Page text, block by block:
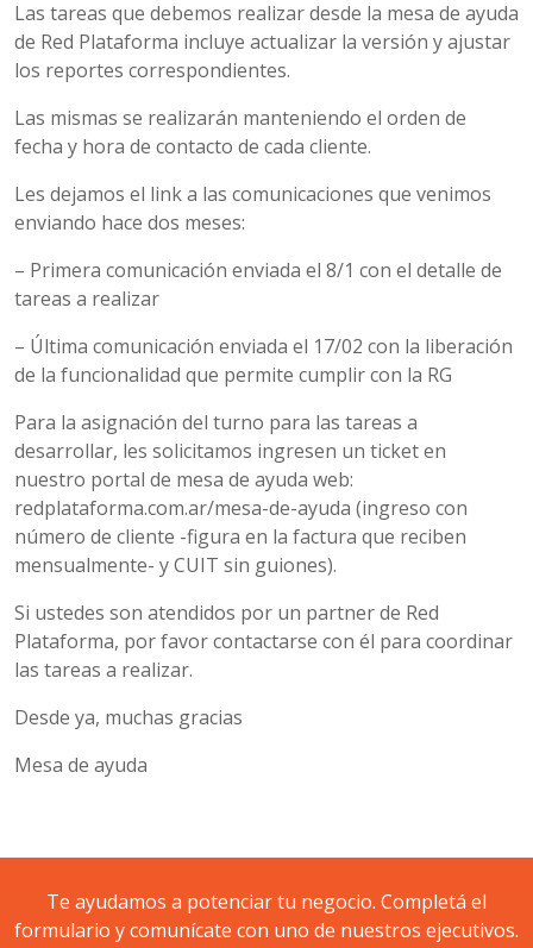
Las tareas que debemos realizar desde la mesa de ayuda
de Red Plataforma incluye actualizar la versión y ajustar
los reportes correspondientes.
Las mismas se realizarán manteniendo el orden de
fecha y hora de contacto de cada cliente.
Les dejamos el link a las comunicaciones que venimos
enviando hace dos meses:
– Primera comunicación enviada el 8/1 con el detalle de
tareas a realizar
– Última comunicación enviada el 17/02 con la liberación
de la funcionalidad que permite cumplir con la RG
Para la asignación del turno para las tareas a
desarrollar, les solicitamos ingresen un ticket en
nuestro portal de mesa de ayuda web:
redplataforma.com.ar/mesa-de-ayuda (ingreso con
número de cliente -figura en la factura que reciben
mensualmente- y CUIT sin guiones).
Si ustedes son atendidos por un partner de Red
Plataforma, por favor contactarse con él para coordinar
las tareas a realizar.
Desde ya, muchas gracias
Mesa de ayuda
Te ayudamos a potenciar tu negocio. Completá el
formulario y comunícate con uno de nuestros ejecutivos.